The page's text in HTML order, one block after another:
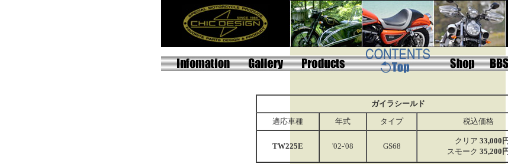
ガイラシールド
適応車種
年式 タイプ 税込価格
TW225E '02-'08 GS68
クリア 33,000円
スモーク 35,200円